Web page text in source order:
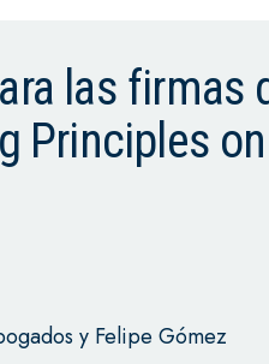
las firmas
Principles
y Felipe Gómez